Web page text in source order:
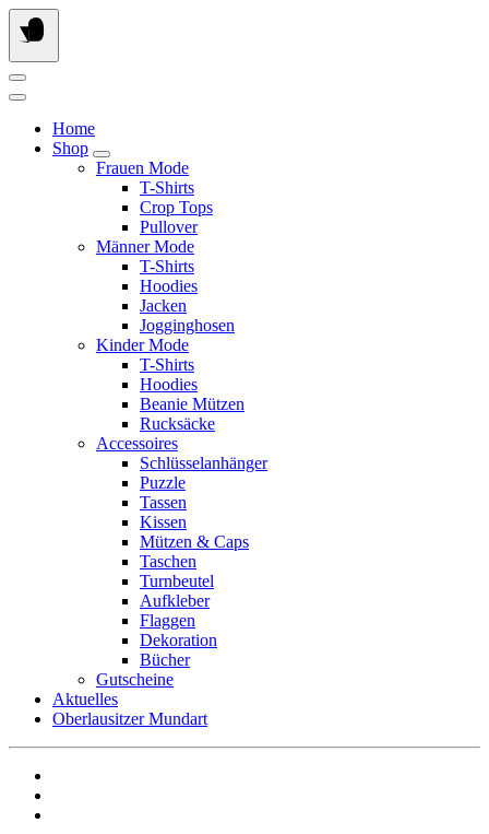
Springe
zum
Inhalt
Home
Shop
Frauen Mode
T-Shirts
Crop Tops
Pullover
Männer Mode
T-Shirts
Hoodies
Jacken
Jogginghosen
Kinder Mode
T-Shirts
Hoodies
Beanie Mützen
Rucksäcke
Accessoires
Schlüsselanhänger
Puzzle
Tassen
Kissen
Mützen & Caps
Taschen
Turnbeutel
Aufkleber
Flaggen
Dekoration
Bücher
Gutscheine
Aktuelles
Oberlausitzer Mundart